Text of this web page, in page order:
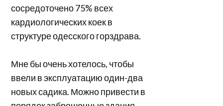
сосредоточено 75% всех
кардиологических коек в
структуре одесского горздрава.
Мне бы очень хотелось, чтобы
ввели в эксплуатацию один-два
новых садика. Можно привести в